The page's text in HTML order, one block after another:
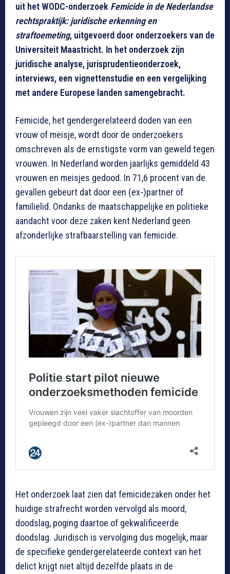
uit het WODC-onderzoek Femicide in de Nederlandse
rechtspraktijk: juridische erkenning en
straftoemeting, uitgevoerd door onderzoekers van de
Universiteit Maastricht. In het onderzoek zijn
juridische analyse, jurisprudentieonderzoek,
interviews, een vignettenstudie en een vergelijking
met andere Europese landen samengebracht.
Femicide, het gendergerelateerd doden van een
vrouw of meisje, wordt door de onderzoekers
omschreven als de ernstigste vorm van geweld tegen
vrouwen. In Nederland worden jaarlijks gemiddeld 43
vrouwen en meisjes gedood. In 71,6 procent van de
gevallen gebeurt dat door een (ex-)partner of
familielid. Ondanks de maatschappelijke en politieke
aandacht voor deze zaken kent Nederland geen
afzonderlijke strafbaarstelling van femicide.
Het onderzoek laat zien dat femicidezaken onder het
huidige strafrecht worden vervolgd als moord,
doodslag, poging daartoe of gekwalificeerde
doodslag. Juridisch is vervolging dus mogelijk, maar
de specifieke gendergerelateerde context van het
delict krijgt niet altijd dezelfde plaats in de